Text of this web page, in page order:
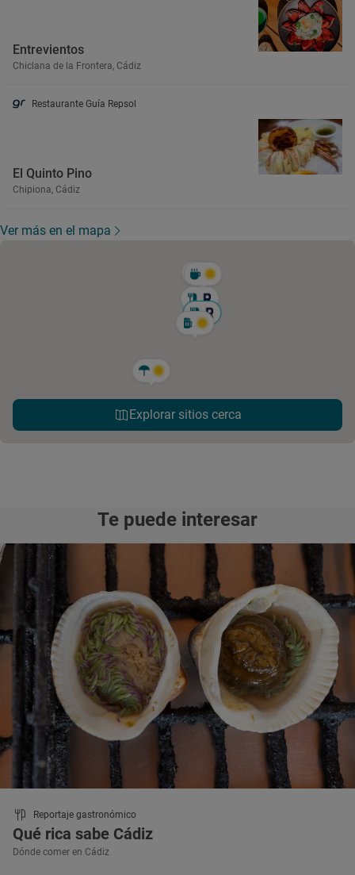
Entrevientos
Chiclana de la Frontera, Cádiz
Restaurante Guía Repsol
El Quinto Pino
Chipiona, Cádiz
Ver más en el mapa
Explorar sitios cerca
Te puede interesar
Reportaje gastronómico
Qué rica sabe Cádiz
Dónde comer en Cádiz